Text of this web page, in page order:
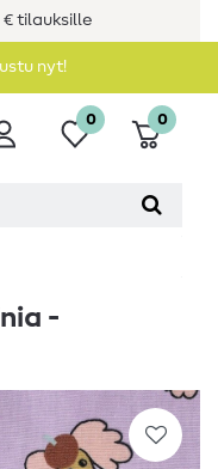
€ tilauksille
nyt!
0 0
-